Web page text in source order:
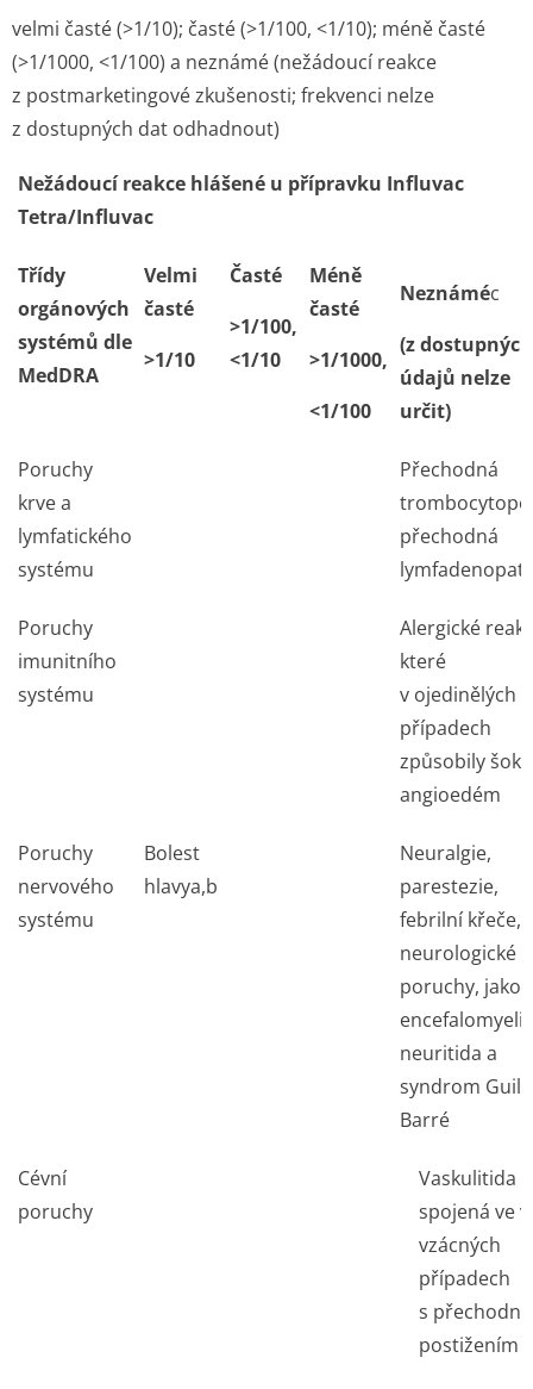
velmi časté (>1/10); časté (>1/100, <1/10); méně časté
(>1/1000, <1/100) a neznámé (nežádoucí reakce
z postmarketingové zkušenosti; frekvenci nelze
z dostupných dat odhadnout)
Nežádoucí reakce hlášené u přípravku Influvac
Tetra/Influvac
Třídy
orgánových
systémů dle
MedDRA
Velmi
časté
>1/10
Časté
>1/100,
<1/10
Méně
časté
>1/1000,
<1/100
Neznáméc
(z dostupných
údajů nelze
určit)
Poruchy
krve a
lymfatického
systému
Přechodná
přechodná
Poruchy
imunitního
systému
Alergické
které
v ojedinělých
případech
způsobily šok,
angioedém
Poruchy
nervového
systému
Bolest
hlavya,b
Neuralgie,
parestezie,
febrilní křeče,
neurologické
poruchy, jako
neuritida a
syndrom
Barré
Cévní
poruchy
Vaskulitida
spojená ve
vzácných
případech
s
postižením